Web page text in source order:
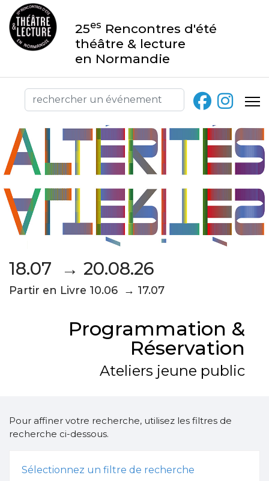
25es Rencontres d'été
théâtre & lecture
en Normandie
18.07 → 20.08.26
Partir en Livre 10.06 → 17.07
Programmation &
Réservation
Ateliers jeune public
Pour affiner votre recherche, utilisez les filtres de
recherche ci-dessous.
Sélectionnez un filtre de recherche